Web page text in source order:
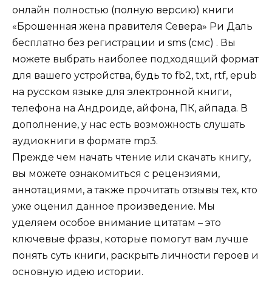
онлайн полностью (полную версию) книги
«Брошенная жена правителя Севера» Ри Даль
бесплатно без регистрации и sms (смс) . Вы
можете выбрать наиболее подходящий формат
для вашего устройства, будь то fb2, txt, rtf, epub
на русском языке для электронной книги,
телефона на Андроиде, айфона, ПК, айпада. В
дополнение, у нас есть возможность слушать
аудиокниги в формате mp3.
Прежде чем начать чтение или скачать книгу,
вы можете ознакомиться с рецензиями,
аннотациями, а также прочитать отзывы тех, кто
уже оценил данное произведение. Мы
уделяем особое внимание цитатам – это
ключевые фразы, которые помогут вам лучше
понять суть книги, раскрыть личности героев и
основную идею истории.